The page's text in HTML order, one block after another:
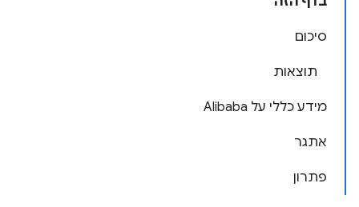
סיכום
תוצאות
מידע כללי על Alibaba
אתגר
פתרון